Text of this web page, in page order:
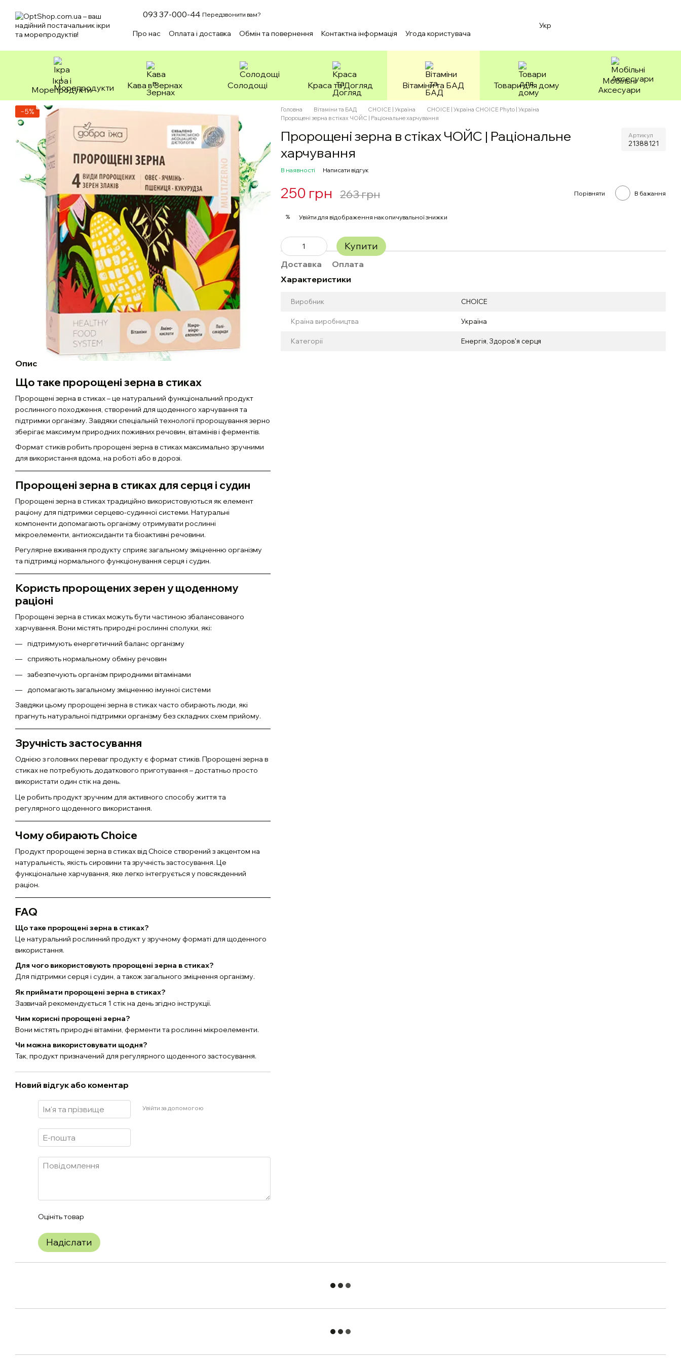
093 37-000-44 Передзвонити вам?
Про нас Оплата і доставка Обмін та повернення Контактна інформація
Угода користувача
Укр
Ікра і
Морепродукти
Кава в Зернах Солодощі Краса та Догляд Вітаміни та БАД Товари для дому
Мобільні
Аксесуари
−5%
Опис
Що таке пророщені зерна в стиках
Пророщені зерна в стиках – це натуральний функціональний продукт
рослинного походження, створений для щоденного харчування та
підтримки організму. Завдяки спеціальній технології пророщування зерно
зберігає максимум природних поживних речовин, вітамінів і ферментів.
Формат стиків робить пророщені зерна в стиках максимально зручними
для використання вдома, на роботі або в дорозі.
Пророщені зерна в стиках для серця і судин
Пророщені зерна в стиках традиційно використовуються як елемент
раціону для підтримки серцево-судинної системи. Натуральні
компоненти допомагають організму отримувати рослинні
мікроелементи, антиоксиданти та біоактивні речовини.
Регулярне вживання продукту сприяє загальному зміцненню організму
та підтримці нормального функціонування серця і судин.
Користь пророщених зерен у щоденному
раціоні
Пророщені зерна в стиках можуть бути частиною збалансованого
харчування. Вони містять природні рослинні сполуки, які:
підтримують енергетичний баланс організму
сприяють нормальному обміну речовин
забезпечують організм природними вітамінами
допомагають загальному зміцненню імунної системи
Завдяки цьому пророщені зерна в стиках часто обирають люди, які
прагнуть натуральної підтримки організму без складних схем прийому.
Зручність застосування
Однією з головних переваг продукту є формат стиків. Пророщені зерна в
стиках не потребують додаткового приготування – достатньо просто
використати один стік на день.
Це робить продукт зручним для активного способу життя та
регулярного щоденного використання.
Чому обирають Choice
Продукт пророщені зерна в стиках від Choice створений з акцентом на
натуральність, якість сировини та зручність застосування. Це
функціональне харчування, яке легко інтегрується у повсякденний
раціон.
FAQ
Що таке пророщені зерна в стиках?
Це натуральний рослинний продукт у зручному форматі для щоденного
використання.
Для чого використовують пророщені зерна в стиках?
Для підтримки серця і судин, а також загального зміцнення організму.
Як приймати пророщені зерна в стиках?
Зазвичай рекомендується 1 стік на день згідно інструкції.
Чим корисні пророщені зерна?
Вони містять природні вітаміни, ферменти та рослинні мікроелементи.
Чи можна використовувати щодня?
Так, продукт призначений для регулярного щоденного застосування.
Новий відгук або коментар
Увійти за допомогою
Оцініть товар
Надіслати
Головна Вітаміни та БАД CHOICE | Україна
CHOICE | Україна CHOICE Phyto | Україна
Пророщені зерна в стіках ЧОЙС | Раціональне харчування
Пророщені зерна в стіках ЧОЙС | Раціональне
харчування
Артикул
21388121
В наявності Написати відгук
250 грн 263 грн Порівняти В бажання
% Увійти для відображення накопичувальної знижки
Купити
Доставка
Оплата
Характеристики
Виробник CHOICE
Країна виробництва Україна
Категорії Енергія Здоровʼя серця